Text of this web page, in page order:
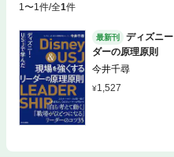
1〜1件/全1件
最新刊
ディズニ
ダーの原理原則
今井千尋
1,527